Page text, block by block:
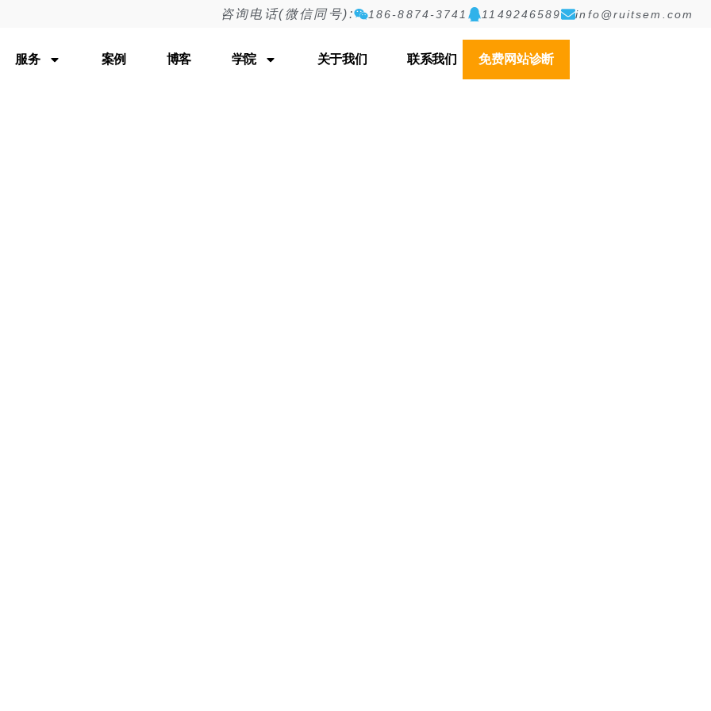
咨询电话(微信同号): 186-8874-3741 1149246589 info@ruitsem.com
服务 案例 博客 学院 关于我们 联系我们 免费网站诊断
Tag: 500错误